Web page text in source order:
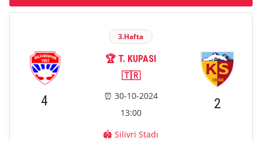
4
3.Hafta
🏆 T. KUPASI
🇹🇷
⏰ 30-10-2024
13:00
🏟️ Silivri Stadı
2